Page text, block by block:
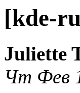
[kde-
Juliette
Чт Фев